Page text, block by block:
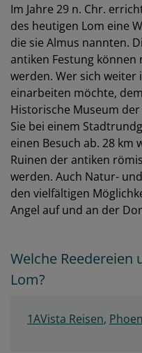
Im Jahre 29 n. Chr.
des heutigen Lom eine
die sie Almus nannten.
antiken Festung
werden. Wer sich weiter
einarbeiten möchte,
Historische Museum
Sie bei einem
einen Besuch ab. 28 km
Ruinen der antiken
werden. Auch Natur-
den vielfältigen
Angel auf und an der
Welche Reedereien
Lom?
1AVista Reisen,